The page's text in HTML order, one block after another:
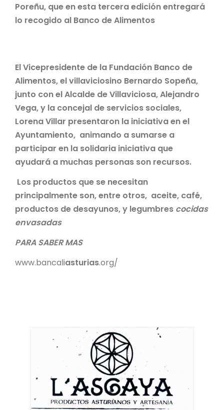
Poreñu, que en esta tercera edición entregará
lo recogido al Banco de Alimentos
El Vicepresidente de la Fundación Banco de
Alimentos, el villaviciosino Bernardo Sopeña,
junto con el Alcalde de Villaviciosa, Alejandro
Vega, y la concejal de servicios sociales,
Lorena Villar presentaron la iniciativa en el
Ayuntamiento, animando a sumarse a
participar en la solidaria iniciativa que
ayudará a muchas personas son recursos.
Los productos que se necesitan
principalmente son, entre otros, aceite, café,
productos de desayunos, y legumbres cocidas
envasadas
PARA SABER MAS
www.bancaliasturias.org/